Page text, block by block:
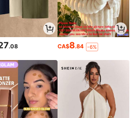
.08 CA$8.84 -6%